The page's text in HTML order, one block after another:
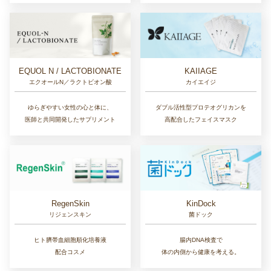
EQUOL N / LACTOBIONATE
エクオールN／ラクトビオン酸
ゆらぎやすい女性の心と体に、
医師と共同開発したサプリメント
KAIIAGE
カイエイジ
ダブル活性型プロテオグリカンを
高配合したフェイスマスク
RegenSkin
リジェンスキン
ヒト臍帯血細胞順化培養液
配合コスメ
KinDock
菌ドック
腸内DNA検査で
体の内側から健康を考える。